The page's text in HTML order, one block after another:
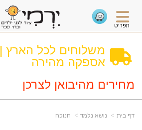
תפריט
משלוחים לכל הארץ |
אספקה מהירה
מחירים מהיבואן לצרכן
דף בית נושא נלמד חנוכה